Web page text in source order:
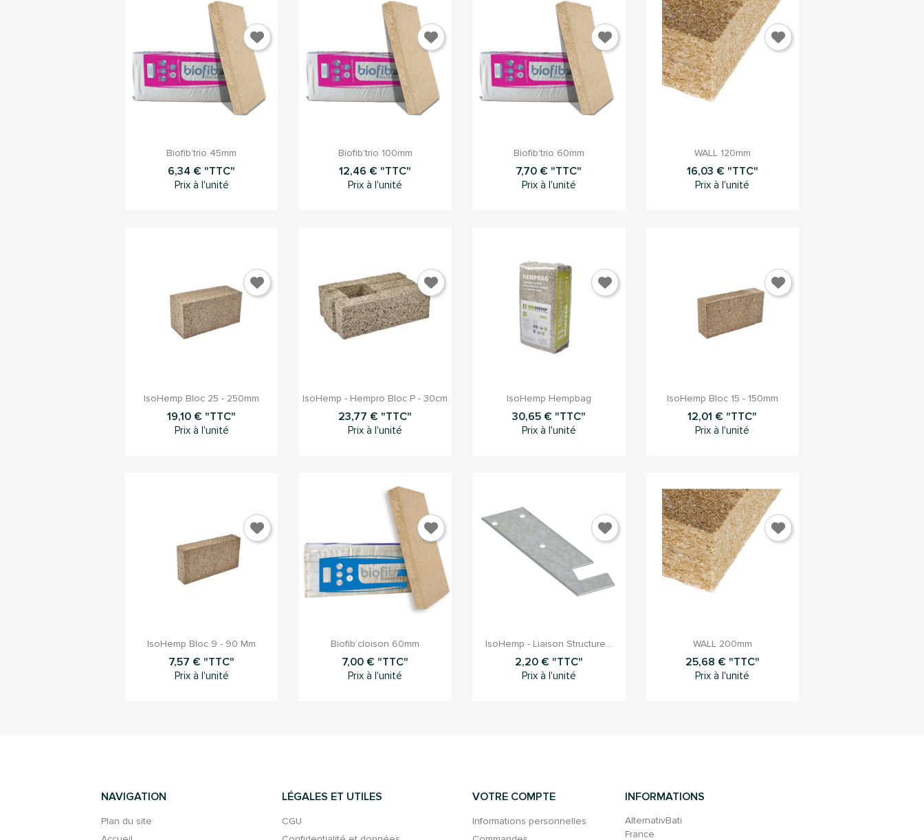
Aperçu rapide
Biofib’trio 45mm
6,34 € "TTC"
Prix à l'unité
Aperçu rapide
Biofib’trio 100mm
12,46 € "TTC"
Prix à l'unité
Aperçu rapide
Biofib’trio 60mm
7,70 € "TTC"
Prix à l'unité
Aperçu rapide
WALL 120mm
16,03 € "TTC"
Prix à l'unité
Aperçu rapide
IsoHemp Bloc 25 - 250mm
19,10 € "TTC"
Prix à l'unité
 Aperçu rapide
IsoHemp - Hempro Bloc P - 30cm
23,77 € "TTC"
Prix à l'unité
Aperçu rapide
IsoHemp Hempbag
30,65 € "TTC"
Prix à l'unité
Aperçu rapide
IsoHemp Bloc 15 - 150mm
12,01 € "TTC"
Prix à l'unité
Aperçu rapide
IsoHemp Bloc 9 - 90 Mm
7,57 € "TTC"
Prix à l'unité
Aperçu rapide
Biofib’cloison 60mm
7,00 € "TTC"
Prix à l'unité
Aperçu rapide
IsoHemp - Liaison Structure...
2,20 € "TTC"
Prix à l'unité
Aperçu rapide
WALL 200mm
25,68 € "TTC"
Prix à l'unité
NAVIGATION
Plan du site
LÉGALES ET UTILES
CGU
VOTRE COMPTE
Informations personnelles
INFORMATIONS
AlternativBati
France